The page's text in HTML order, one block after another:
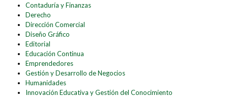
Contaduría y Finanzas
Derecho
Dirección Comercial
Diseño Gráfico
Editorial
Educación Continua
Emprendedores
Gestión y Desarrollo de Negocios
Humanidades
Innovación Educativa y Gestión del Conocimiento